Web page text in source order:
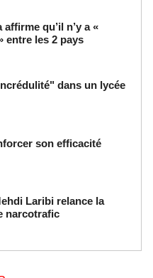
qu’il n’y a «
entre les 2 pays
dans un lycée
son efficacité
Laribi relance la
narcotrafic